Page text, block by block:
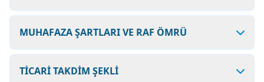
MUHAFAZA ŞARTLARI VE RAF ÖMRÜ
TİCARİ TAKDİM ŞEKLİ